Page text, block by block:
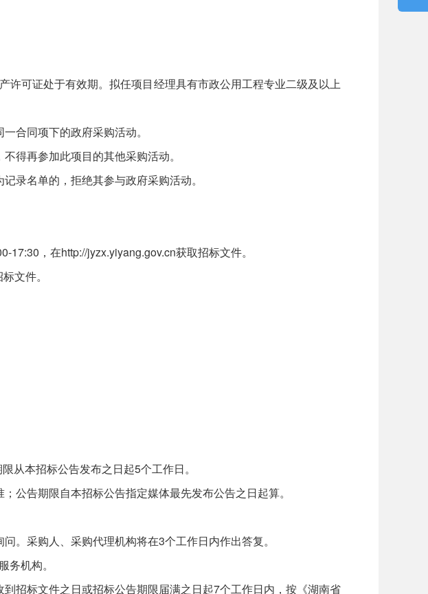
可证处于有效期。拟任项目经理具有市政公用工程专业二级及以上
合同项下的政府采购活动。
再参加此项目的其他采购活动。
名单的，拒绝其参与政府采购活动。
，在http://jyzx.yiyang.gov.cn获取招标文件。
文件。
本招标公告发布之日起5个工作日。
告期限自本招标公告指定媒体最先发布公告之日起算。
采购人、采购代理机构将在3个工作日内作出答复。
机构。
标文件之日或招标公告期限届满之日起7个工作日内，按《湖南省